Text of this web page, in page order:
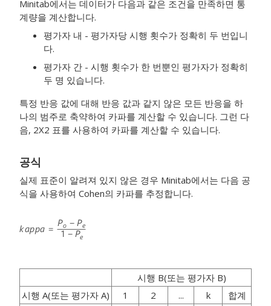
Minitab에서는 데이터가 다음과 같은 조건을 만족하면 통
계량을 계산합니다.
평가자 내 - 평가자당 시행 횟수가 정확히 두 번입니
다.
평가자 간 - 시행 횟수가 한 번뿐인 평가자가 정확히
두 명 있습니다.
특정 반응 값에 대해 반응 값과 같지 않은 모든 반응을 하
나의 범주로 축약하여 카파를 계산할 수 있습니다. 그런 다
음, 2X2 표를 사용하여 카파를 계산할 수 있습니다.
공식
실제 표준이 알려져 있지 않은 경우 Minitab에서는 다음 공
식을 사용하여 Cohen의 카파를 추정합니다.
시행 B(또는 평가자 B)
시행 A(또는 평가자 A)
1 2 ... k
합계